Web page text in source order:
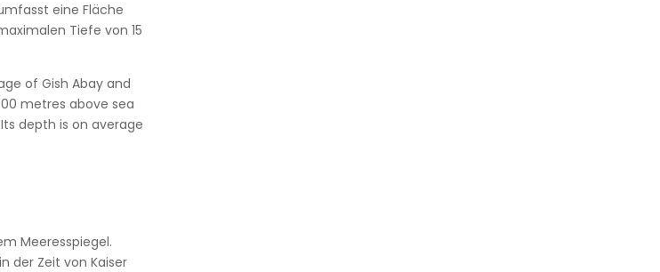
eine Fläche
Tiefe von 15
of Gish Abay and
metres above sea
Its depth is on average
Meeresspiegel.
der Zeit von Kaiser